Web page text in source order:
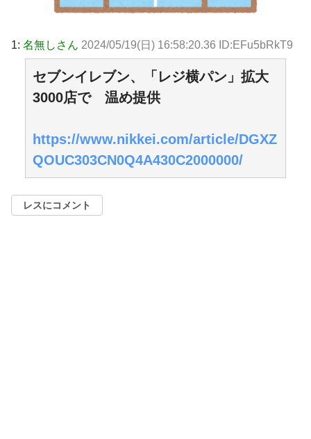
1: 名無しさん 2024/05/19(日) 16:58:20.36 ID:EFu5bRkT9
セブンイレブン、「レジ横パン」拡大
3000店で 温め提供
https://www.nikkei.com/article/DGXZ
QOUC303CN0Q4A430C2000000/
レスにコメント